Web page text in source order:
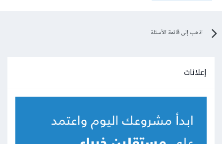
اذهب إلى قائمة الأسئلة
إعلانات